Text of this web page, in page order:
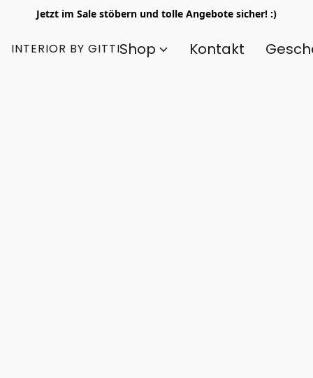
Jetzt im Sale stöbern und tolle Angebote sicher! :)
INTERIOR BY GITTIShop Kontakt